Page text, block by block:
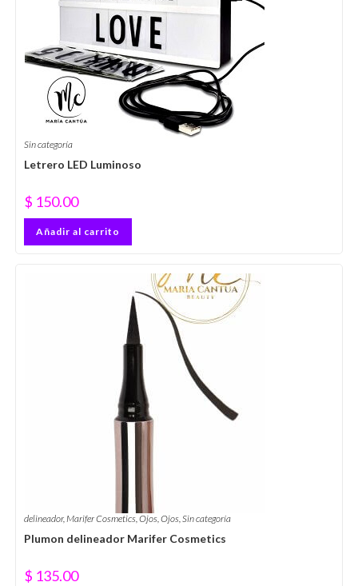
Sin categoría
Letrero LED Luminoso
$ 150.00
Añadir al carrito
delineador,Marifer Cosmetics,Ojos,Ojos,Sin categoría
Plumon delineador Marifer Cosmetics
$ 135.00